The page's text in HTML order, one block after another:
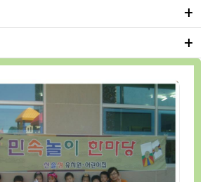
+
+